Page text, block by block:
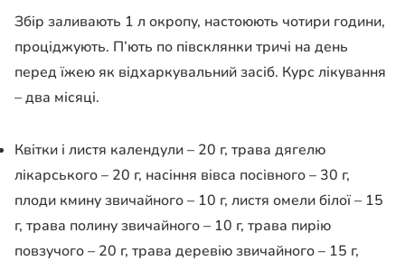
Збір заливають 1 л окропу, настоюють чотири години,
проціджують. П’ють по півсклянки тричі на день
перед їжею як відхаркувальний засіб. Курс лікування
– два місяці.
Квітки і листя календули – 20 г, трава дягелю
лікарського – 20 г, насіння вівса посівного – 30 г,
плоди кмину звичайного – 10 г, листя омели білої – 15
г, трава полину звичайного – 10 г, трава пирію
повзучого – 20 г, трава деревіюзвичайного – 15 г,